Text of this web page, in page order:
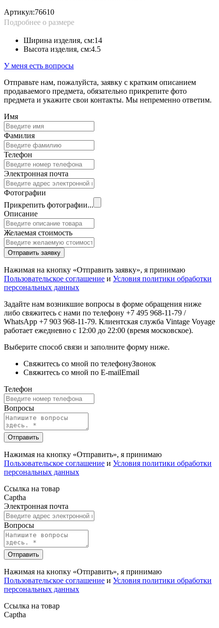
Артикул:76610
Подробнее о размере
Высота изделия, см:4.5
Ширина изделия, см:14
У меня есть вопросы
Отправьте нам, пожалуйста, заявку с кратким описанием
продаваемого предмета, обязательно прикрепите фото
предмета и укажите свои контакты. Мы непременно ответим.
Имя
Фамилия
Телефон
Электронная почта
Фотографии
Прикрепить фотографии...
Описание
Желаемая стоимость
Отправить заявку
Нажимая на кнопку «Отправить заявку», я принимаю
Пользовательское соглашение и Условия политики обработки
персональных данных
Задайте нам возникшие вопросы в форме обращения ниже
либо свяжитесь с нами по телефону +7 495 968-11-79 /
WhatsApp +7 903 968-11-79. Клиентская служба Vintage Voyage
работает ежедневно с 12:00 до 22:00 (время московское).
Выберите способ связи и заполните форму ниже.
Свяжитесь со мной по телефонуЗвонок
Свяжитесь со мной по E-mailEmail
Телефон
Вопросы
Отправить
Нажимая на кнопку «Отправить», я принимаю
Пользовательское соглашение и Условия политики обработки
персональных данных
Ссылка на товар
Captha
Электронная почта
Вопросы
Отправить
Нажимая на кнопку «Отправить», я принимаю
Пользовательское соглашение и Условия политики обработки
персональных данных
Ссылка на товар
Captha